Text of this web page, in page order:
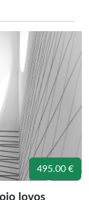
495.00 €
lovos